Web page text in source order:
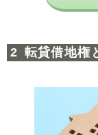
転貸借地権